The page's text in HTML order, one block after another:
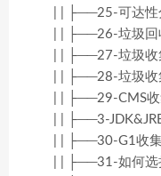
| | ├──25-可达
| | ├──26-垃圾
| | ├──27-垃圾
| | ├──28-垃圾
| | ├──29-CMS
| | ├──3-
| | ├──30-G1收
| | ├──31-如何